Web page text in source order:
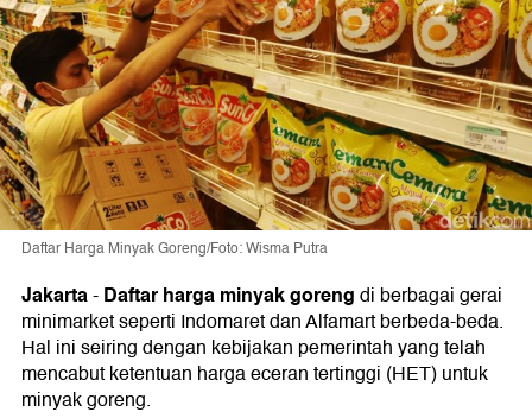
Daftar Harga Minyak Goreng/Foto: Wisma Putra
Jakarta-Daftar harga minyak gorengdi berbagai gerai
minimarket seperti Indomaret dan Alfamart berbeda-beda.
Hal ini seiring dengan kebijakan pemerintah yang telah
mencabut ketentuan harga eceran tertinggi (HET) untuk
minyak goreng.